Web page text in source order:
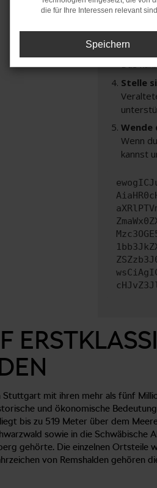
Prüfe
Starte
Das
Stelle
Wende
Wenn
kannst
mit ihren mehr als fünf
und ökonomische
bis zu 519 Meter über dem
sowie in die Schwäbische
gehörte. Die einzelnen Ortsteile
von Remshalden gehören
die für Ihre Interessen relevant
Speichern